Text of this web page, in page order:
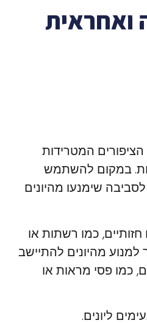
ואחראית
המטרידות
במקום להשתמש
שימנעו מהיונים
כמו רשתות או
למנוע מהיונים להתיישב
כמו פסי מראות או
ליונים.